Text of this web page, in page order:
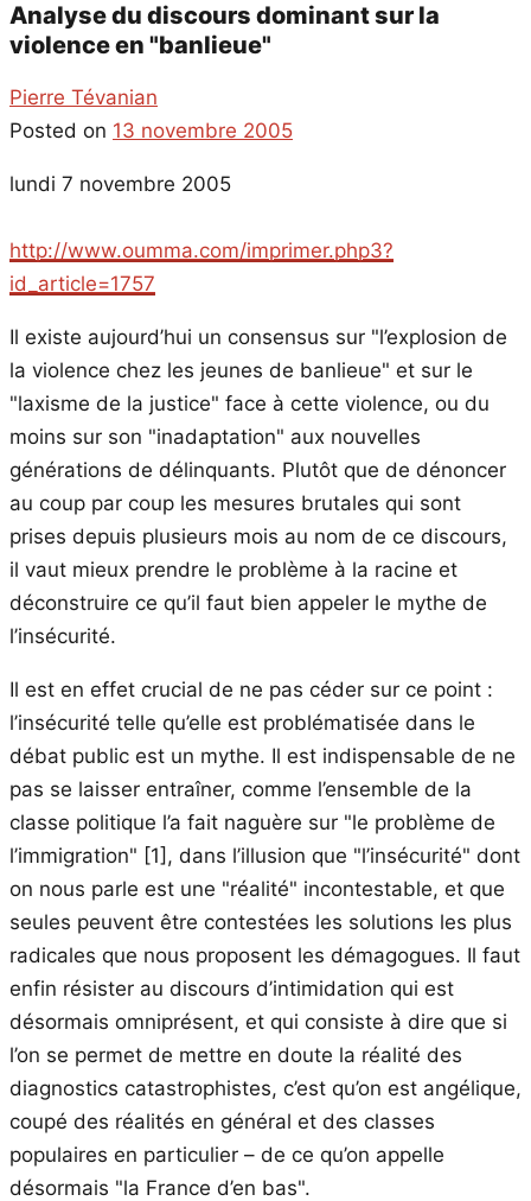
Analyse du discours dominant sur la
violence en "banlieue"
Pierre Tévanian
Posted on 13 novembre 2005
lundi 7 novembre 2005
http://www.oumma.com/imprimer.php3?
id_article=1757
Il existe aujourd’hui un consensus sur "l’explosion de
la violence chez les jeunes de banlieue" et sur le
"laxisme de la justice" face à cette violence, ou du
moins sur son "inadaptation" aux nouvelles
générations de délinquants. Plutôt que de dénoncer
au coup par coup les mesures brutales qui sont
prises depuis plusieurs mois au nom de ce discours,
il vaut mieux prendre le problème à la racine et
déconstruire ce qu’il faut bien appeler le mythe de
l’insécurité.
Il est en effet crucial de ne pas céder sur ce point :
l’insécurité telle qu’elle est problématisée dans le
débat public est un mythe. Il est indispensable de ne
pas se laisser entraîner, comme l’ensemble de la
classe politique l’a fait naguère sur "le problème de
l’immigration" [1] , dans l’illusion que "l’insécurité" dont
on nous parle est une "réalité" incontestable, et que
seules peuvent être contestées les solutions les plus
radicales que nous proposent les démagogues. Il faut
enfin résister au discours d’intimidation qui est
désormais omniprésent, et qui consiste à dire que si
l’on se permet de mettre en doute la réalité des
diagnostics catastrophistes, c’est qu’on est angélique,
coupé des réalités en général et des classes
populaires en particulier – de ce qu’on appelle
désormais "la France d’en bas".